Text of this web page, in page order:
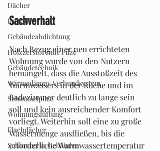
Dächer
Fassaden
Gebäudeabdichtung
Holzzerstörende Pilze
Gebäudetechnik
Wärmedämm-Verbundsystem
Schimmelpilze
Wohnungslüftung
Flachdächer
Schimmel in Gebäuden
Sachverhalt
Nach Bezug einer neu errichteten
Wohnung wurde von den Nutzern
bemängelt, dass die Ausstoßzeit des
Warmwassers in der Küche und im
Badezimmer deutlich zu lange sein
soll und kein ausreichender Komfort
vorliegt. Weiterhin soll eine zu große
Wassermenge ausfließen, bis die
erforderliche Warmwassertemperatur